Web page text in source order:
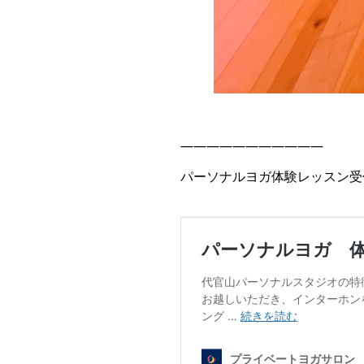
———————————
パーソナルヨガ体験レッスン